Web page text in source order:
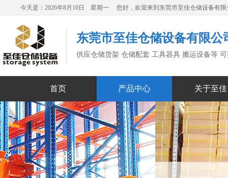
今天是：2026年8月10日 星期一 您好，欢迎来到东莞市至佳仓储设备有限
东莞市至佳仓储设备有限公
供应仓储货架 仓储配套 工具器具 搬运设备等
首页 产品中心 关于至佳